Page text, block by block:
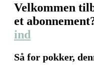
Velkommen
et
ind
Så for pokker,